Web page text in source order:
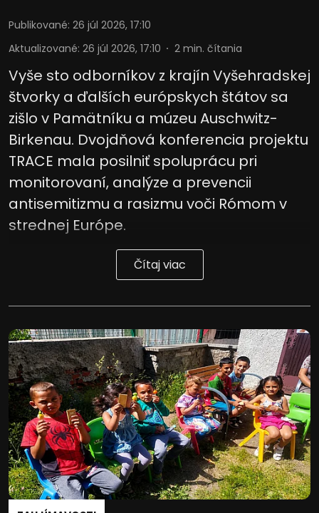
Publikované: 26 júl 2026, 17:10
Aktualizované: 26 júl 2026, 17:10 2 min. čítania
Vyše sto odborníkov z krajín Vyšehradskej
štvorky a ďalších európskych štátov sa
zišlo v Pamätníku a múzeu Auschwitz-
Birkenau. Dvojdňová konferencia projektu
TRACE mala posilniť spoluprácu pri
monitorovaní, analýze a prevencii
antisemitizmu a rasizmu voči Rómom v
strednej Európe.
Čítaj viac